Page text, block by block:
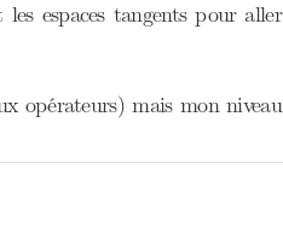
espaces tangents pour aller
opérateurs) mais mon niveau